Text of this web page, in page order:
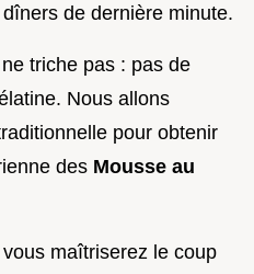
dîners de dernière minute.
triche pas : pas de
Nous allons
pour obtenir
des Mousse au
maîtriserez le coup